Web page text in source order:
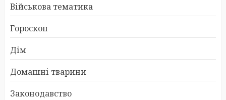
Військова тематика
Гороскоп
Дім
Домашні тварини
Законодавство